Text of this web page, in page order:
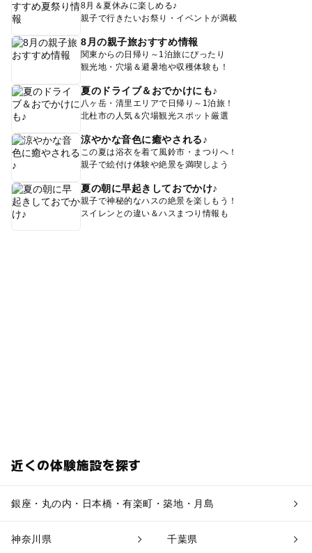
8月＆夏休みに楽しめる♪
親子で行きたいお祭り・イベントが満載
8月の親子旅おすすめ情報
関東からの日帰り～1泊旅にぴったり
観光地・穴場＆避暑地や収穫体験も！
夏のドライブ＆おでかけにも♪
八ヶ岳・清里エリアで日帰り～1泊旅！
北杜市の人気＆穴場観光スポット厳選
涼やかな音色に癒やされる♪
この夏は浴衣を着て風鈴市・まつりへ！
親子で絵付け体験や絶景を満喫しよう
夏の朝に早起きしておでかけ♪
親子で神秘的なハスの絶景を楽しもう！
スイレンとの違い＆ハスまつり情報も
近くの体験施設を探す
銀座・丸の内・日本橋・有楽町・築地・月島
神奈川県 千葉県